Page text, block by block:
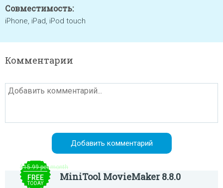
Совместимость:
iPhone, iPad, iPod touch
Комментарии
$15.99 per month
FREE
TODAY
MiniTool MovieMaker 8.8.0